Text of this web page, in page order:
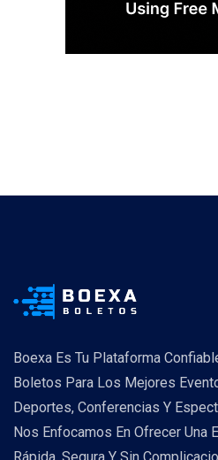
Boexa Es Tu Plataforma
Boletos Para Los Mejores
Deportes, Conferencias Y
Nos Enfocamos En Ofrecer Una
Rápida, Segura Y Sin